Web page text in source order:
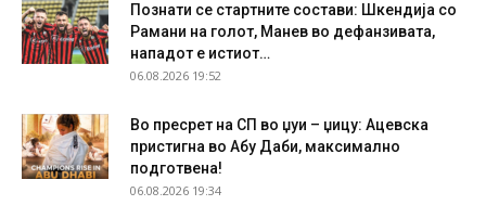
Познати се стартните состави: Шкендија со
Рамани на голот, Манев во дефанзивата,
нападот е истиот…
06.08.2026 19:52
Во пресрет на СП во џуи – џицу: Ацевска
пристигна во Абу Даби, максимално
подготвена!
06.08.2026 19:34